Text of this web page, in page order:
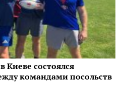
Киеве состоялся
командами посольств